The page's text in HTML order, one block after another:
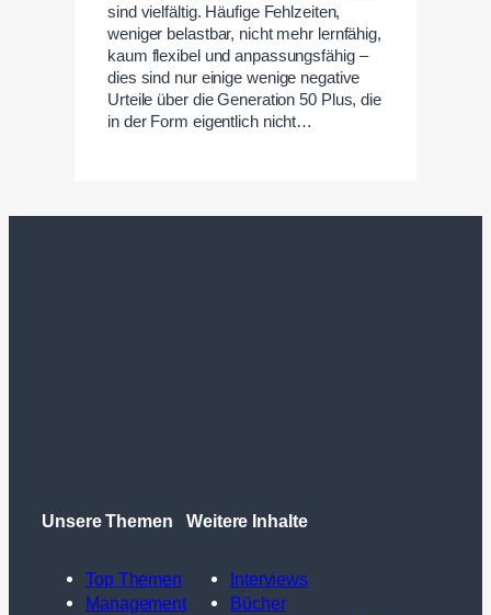
sind vielfältig. Häufige Fehlzeiten,
weniger belastbar, nicht mehr lernfähig,
kaum flexibel und anpassungsfähig –
dies sind nur einige wenige negative
Urteile über die Generation 50 Plus, die
in der Form eigentlich nicht…
Unsere Themen
Top Themen
Management
Weitere Inhalte
Interviews
Bücher